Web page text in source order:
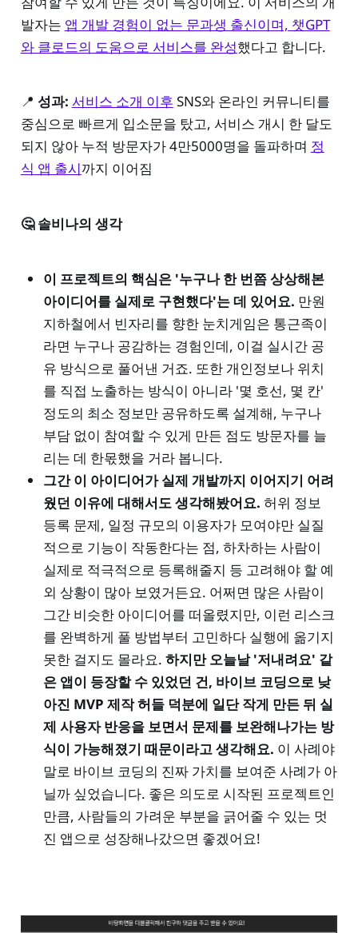
발자는 앱 개발 경험이 없는 문과생 출신이며, 챗GPT
와 클로드의 도움으로 서비스를 완성했다고 합니다.
📍 성과: 서비스 소개 이후 SNS와 온라인 커뮤니티를
중심으로 빠르게 입소문을 탔고, 서비스 개시 한 달도
되지 않아 누적 방문자가 4만5000명을 돌파하며 정
식 앱 출시까지 이어짐
🤔 솔비나의 생각
이 프로젝트의 핵심은 '누구나 한 번쯤 상상해본
아이디어를 실제로 구현했다'는 데 있어요. 만원
지하철에서 빈자리를 향한 눈치게임은 통근족이
라면 누구나 공감하는 경험인데, 이걸 실시간 공
유 방식으로 풀어낸 거죠. 또한 개인정보나 위치
를 직접 노출하는 방식이 아니라 '몇 호선, 몇 칸'
정도의 최소 정보만 공유하도록 설계해, 누구나
부담 없이 참여할 수 있게 만든 점도 방문자를 늘
리는 데 한몫했을 거라 봅니다.
그간 이 아이디어가 실제 개발까지 이어지기 어려
웠던 이유에 대해서도 생각해봤어요. 허위 정보
등록 문제, 일정 규모의 이용자가 모여야만 실질
적으로 기능이 작동한다는 점, 하차하는 사람이
실제로 적극적으로 등록해줄지 등 고려해야 할 예
외 상황이 많아 보였거든요. 어쩌면 많은 사람이
그간 비슷한 아이디어를 떠올렸지만, 이런 리스크
를 완벽하게 풀 방법부터 고민하다 실행에 옮기지
못한 걸지도 몰라요. 하지만 오늘날 '저내려요' 같
은 앱이 등장할 수 있었던 건, 바이브 코딩으로 낮
아진 MVP 제작 허들 덕분에 일단 작게 만든 뒤 실
제 사용자 반응을 보면서 문제를 보완해나가는 방
식이 가능해졌기 때문이라고 생각해요. 이 사례야
말로 바이브 코딩의 진짜 가치를 보여준 사례가 아
닐까 싶었습니다. 좋은 의도로 시작된 프로젝트인
만큼, 사람들의 가려운 부분을 긁어줄 수 있는 멋
진 앱으로 성장해나갔으면 좋겠어요!